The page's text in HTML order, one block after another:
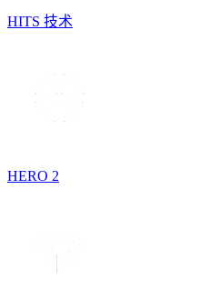
HITS 技术
HERO 2